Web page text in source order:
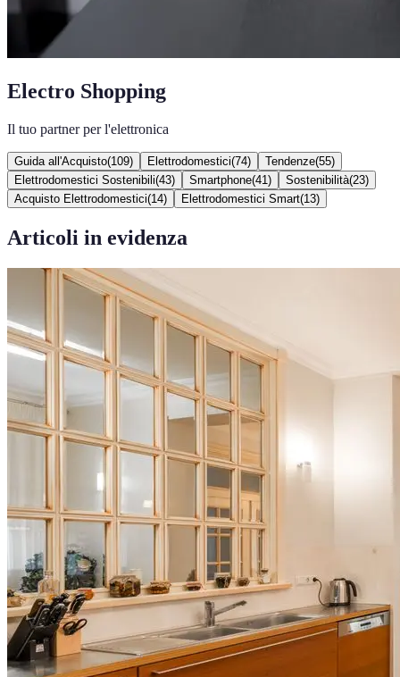
Electro Shopping
Il tuo partner per l'elettronica
Guida all'Acquisto(109) Elettrodomestici(74) Tendenze(55)
Elettrodomestici Sostenibili(43) Smartphone(41 ) Sostenibilità(23)
Acquisto Elettrodomestici(14) Elettrodomestici Smart(13)
Articoli in evidenza